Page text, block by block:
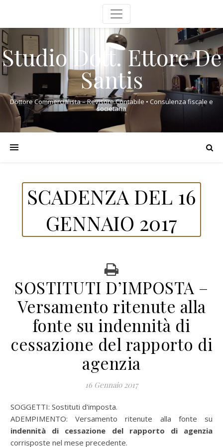
Studio Dott. Ettore De
Santis
Dottore Commercialista – Revisore Contabile • Consulenza fiscale e
societaria
SCADENZA DEL 16
GENNAIO 2017
SOSTITUTI D’IMPOSTA –
Versamento ritenute alla
fonte su indennità di
cessazione del rapporto di
agenzia
16 Gennaio 2017
SOGGETTI: Sostituti d'imposta.
ADEMPIMENTO: Versamento ritenute alla fonte su
indennità di cessazione del rapporto di agenzia
corrisposte nel mese precedente.